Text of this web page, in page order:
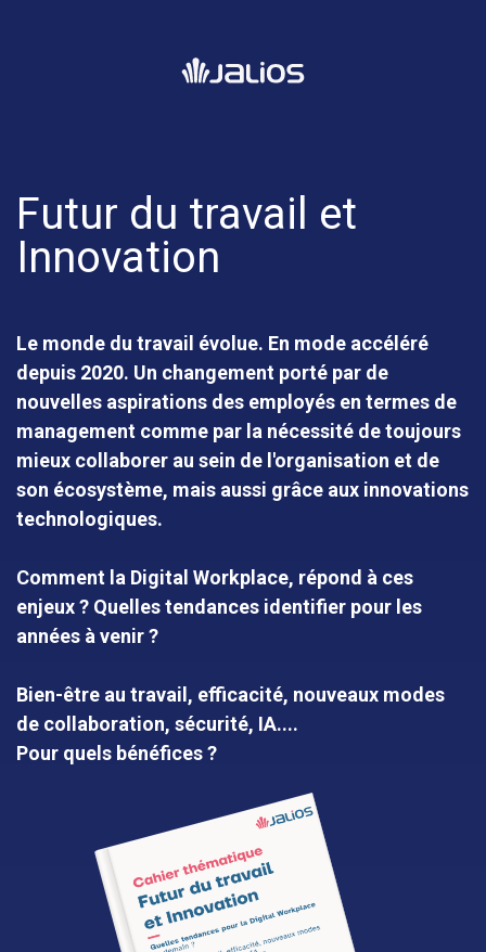
Futur du travail et
Innovation
Le monde du travail évolue. En mode accéléré
depuis 2020. Un changement porté par de
nouvelles aspirations des employés en termes de
management comme par la nécessité de toujours
mieux collaborer au sein de l'organisation et de
son écosystème, mais aussi grâce aux innovations
technologiques.
Comment la Digital Workplace, répond à ces
enjeux ? Quelles tendances identifier pour les
années à venir ?
Bien-être au travail, efficacité, nouveaux modes
de collaboration, sécurité, IA....
Pour quels bénéfices ?